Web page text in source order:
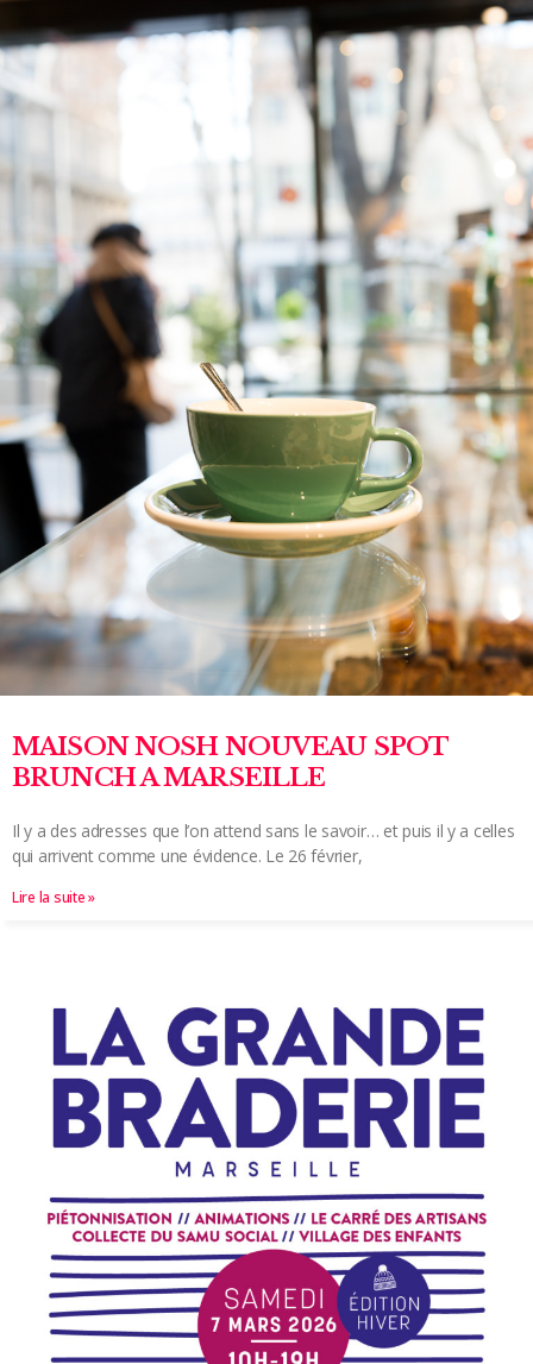
MAISON NOSH NOUVEAU SPOT
BRUNCH A MARSEILLE
Il y a des adresses que l’on attend sans le savoir… et puis il y a celles
qui arrivent comme une évidence. Le 26 février,
Lire la suite »